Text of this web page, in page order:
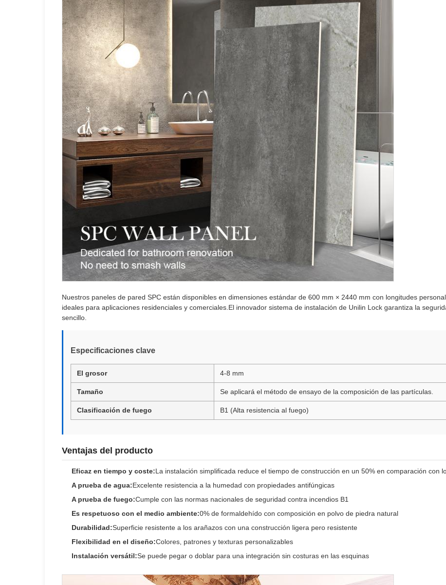
Nuestros paneles de pared SPC están disponibles en dimensiones estándar de 600 mm × 2440 mm con longitudes
ideales para aplicaciones residenciales y comerciales.El innovador sistema de instalación de Unilin Lock garantiza la
sencillo.
Especificaciones clave
El grosor 4-8 mm
Tamaño Se aplicará el método de ensayo de la composición de las partículas.
Clasificación de fuego B1 (Alta resistencia al fuego)
Ventajas del producto
Eficaz en tiempo y coste:La instalación simplificada reduce el tiempo de construcción en un 50% en comparación con
A prueba de agua:Excelente resistencia a la humedad con propiedades antifúngicas
A prueba de fuego:Cumple con las normas nacionales de seguridad contra incendios B1
Es respetuoso con el medio ambiente:0% de formaldehído con composición en polvo de piedra natural
Durabilidad:Superficie resistente a los arañazos con una construcción ligera pero resistente
Flexibilidad en el diseño:Colores, patrones y texturas personalizables
Instalación versátil:Se puede pegar o doblar para una integración sin costuras en las esquinas